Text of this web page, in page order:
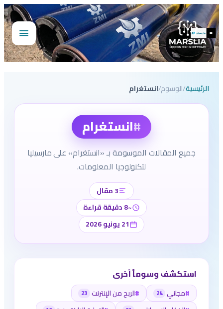
تخطى
إلى
المحتوى فتح
الرئيسية/الوسوم/انستغرام
#انستغرام
جميع المقالات الموسومة بـ «انستغرام» على مارسيليا
لتكنولوجيا المعلومات.
3 مقال
~8 دقيقة قراءة
21 يونيو 2026
استكشف وسوماً أخرى
#مجاني 24
#الربح من الإنترنت 23